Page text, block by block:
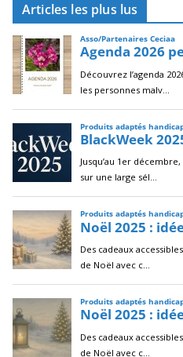
i
v
e
s
Articles les plus lus